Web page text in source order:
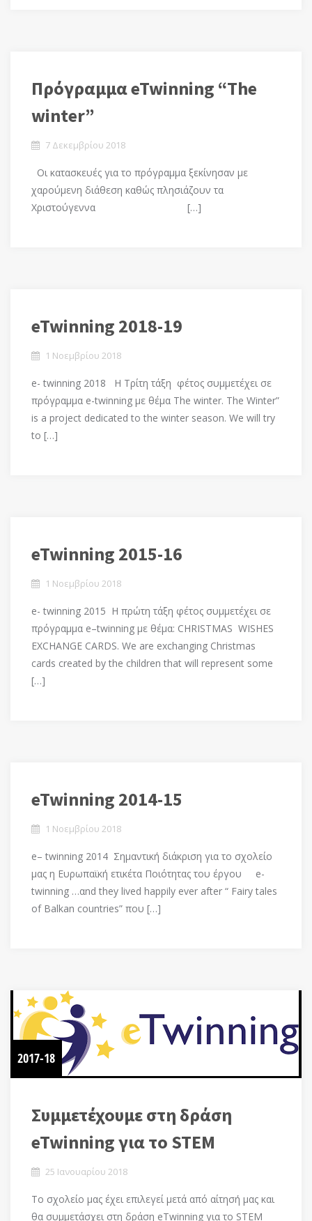
Πρόγραμμα eTwinning “The
winter”
7 Δεκεμβρίου 2018
Οι κατασκευές για το πρόγραμμα ξεκίνησαν με
χαρούμενη διάθεση καθώς πλησιάζουν τα
Χριστούγεννα […]
eTwinning 2018-19
1 Νοεμβρίου 2018
e- twinning 2018 Η Tρίτη τάξη φέτος συμμετέχει σε
πρόγραμμα e-twinning με θέμα The winter. The Winter”
is a project dedicated to the winter season. We will try
to […]
eTwinning 2015-16
1 Νοεμβρίου 2018
e- twinning 2015 Η πρώτη τάξη φέτος συμμετέχει σε
πρόγραμμα e–twinning με θέμα: CHRISTMAS WISHES
EXCHANGE CARDS. We are exchanging Christmas
cards created by the children that will represent some
[…]
eTwinning 2014-15
1 Νοεμβρίου 2018
e– twinning 2014 Σημαντική διάκριση για το σχολείο
μας η Ευρωπαϊκή ετικέτα Ποιότητας του έργου e-
twinning …αnd they lived happily ever after “ Fairy tales
of Balkan countries” που […]
2017-18
Συμμετέχουμε στη δράση
eTwinning για το STEM
25 Ιανουαρίου 2018
Το σχολείο μας έχει επιλεγεί μετά από αίτησή μας και
θα συμμετάσχει στη δράση eTwinning για το STEM